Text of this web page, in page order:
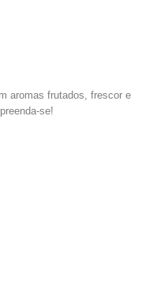
aromas frutados, frescor e
se!